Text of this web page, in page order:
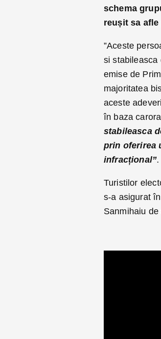
schema
reușit sa
”Aceste
si
emise de
majoritatea
aceste
în baza
stabileasca
prin oferirea
infracțional”
Turistilor
s-a asigurat
Sanmihaiu de